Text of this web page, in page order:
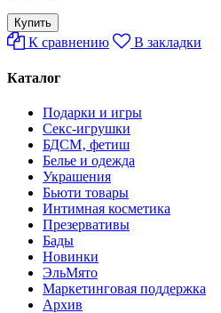
К сравнению В закладки
Каталог
Подарки и игры
Секс-игрушки
БДСМ‚ фетиш
Белье и одежда
Украшения
Бьюти товары
Интимная косметика
Презервативы
Бады
Новинки
ЭльМято
Маркетинговая поддержка
Архив